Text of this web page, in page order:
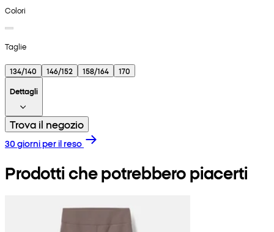
Colori
Taglie
134/140 146/152 158/164
170
Dettagli
Trova il negozio
30 giorni per il reso
Prodotti che potrebbero piacerti